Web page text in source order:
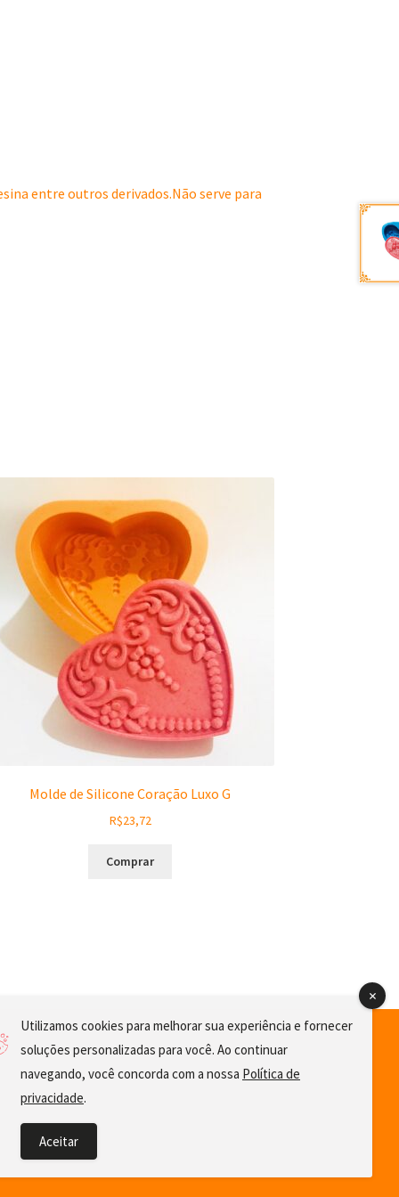
entre outros derivados.Não serve para
Molde de Silicone Coração Luxo G
R$23,72
Comprar
Utilizamos cookies para melhorar sua experiência e fornecer
soluções personalizadas para você. Ao continuar
navegando, você concorda com a nossa Política de
privacidade.
Aceitar